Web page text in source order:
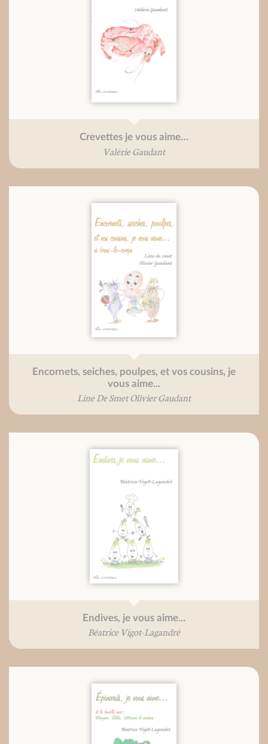
Crevettes je vous aime…
Valérie Gaudant
Encornets, seiches, poulpes, et vos cousins, je
vous aime...
Line De Smet Olivier Gaudant
Endives, je vous aime...
Béatrice Vigot-Lagandré